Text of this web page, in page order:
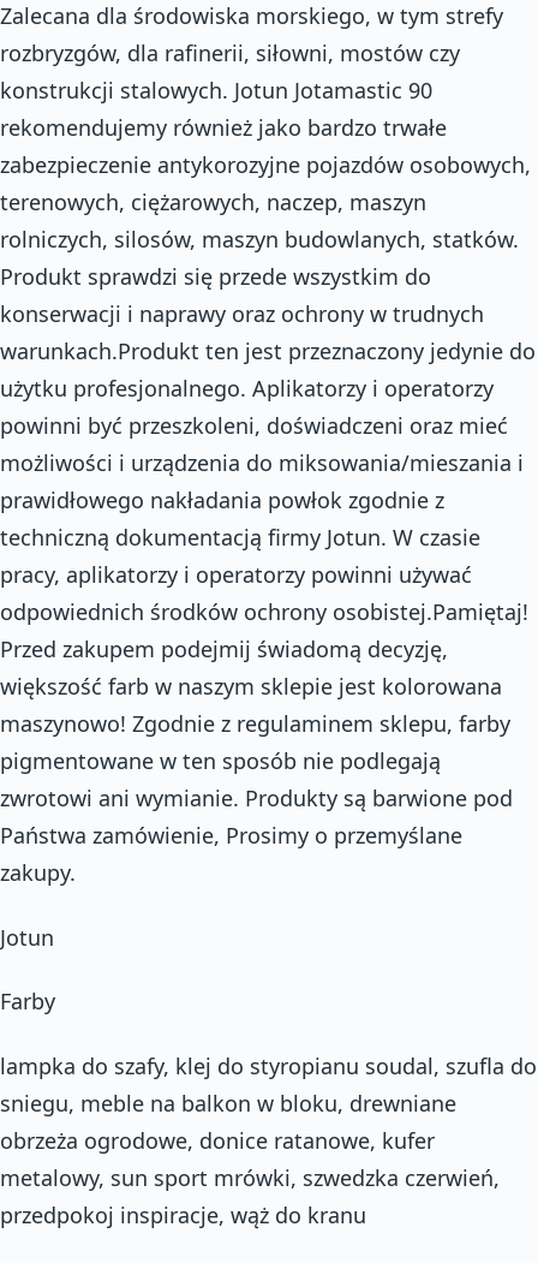
Zalecana dla środowiska morskiego, w tym strefy
rozbryzgów, dla rafinerii, siłowni, mostów czy
konstrukcji stalowych. Jotun Jotamastic 90
rekomendujemy również jako bardzo trwałe
zabezpieczenie antykorozyjne pojazdów osobowych,
terenowych, ciężarowych, naczep, maszyn
rolniczych, silosów, maszyn budowlanych, statków.
Produkt sprawdzi się przede wszystkim do
konserwacji i naprawy oraz ochrony w trudnych
warunkach.Produkt ten jest przeznaczony jedynie do
użytku profesjonalnego. Aplikatorzy i operatorzy
powinni być przeszkoleni, doświadczeni oraz mieć
możliwości i urządzenia do miksowania/mieszania i
prawidłowego nakładania powłok zgodnie z
techniczną dokumentacją firmy Jotun. W czasie
pracy, aplikatorzy i operatorzy powinni używać
odpowiednich środków ochrony osobistej.Pamiętaj!
Przed zakupem podejmij świadomą decyzję,
większość farb w naszym sklepie jest kolorowana
maszynowo! Zgodnie z regulaminem sklepu, farby
pigmentowane w ten sposób nie podlegają
zwrotowi ani wymianie. Produkty są barwione pod
Państwa zamówienie, Prosimy o przemyślane
zakupy.
Jotun
Farby
lampka do szafy, klej do styropianu soudal, szufla do
sniegu, meble na balkon w bloku, drewniane
obrzeża ogrodowe, donice ratanowe, kufer
metalowy, sun sport mrówki, szwedzka czerwień,
przedpokoj inspiracje, wąż do kranu